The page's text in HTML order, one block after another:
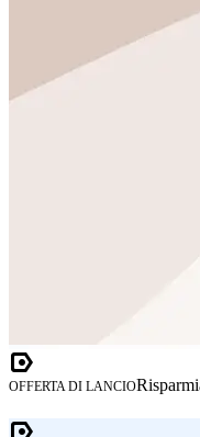
OFFERTA DI LANCIO